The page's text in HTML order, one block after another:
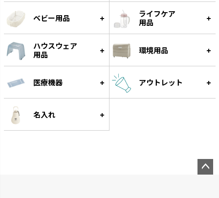
ベビー用品
ライフケア
用品
ハウスウェア
用品
環境用品
医療機器 アウトレット
名入れ